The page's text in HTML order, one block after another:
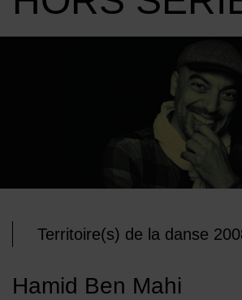
Territoire(s) de la danse
Hamid Ben Mahi